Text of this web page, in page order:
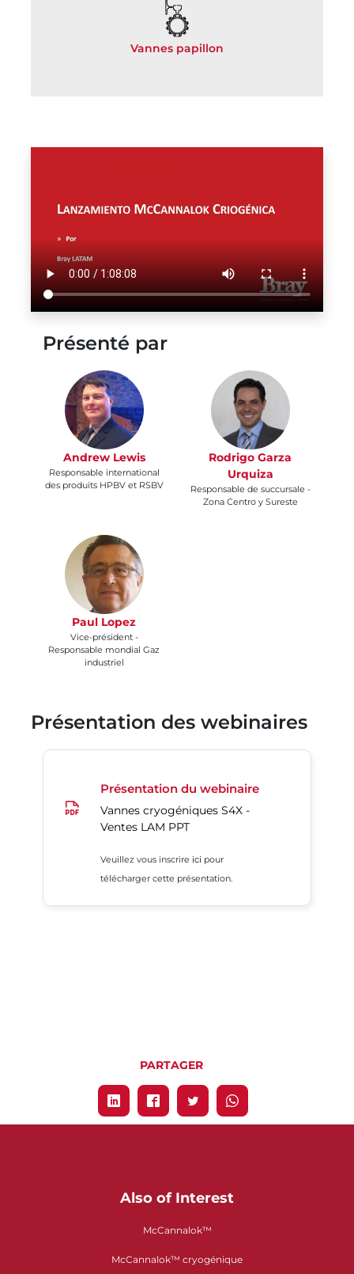
Vannes papillon
Présenté par
Andrew Lewis
Responsable international
des produits HPBV et RSBV
Rodrigo Garza
Urquiza
Responsable de succursale -
Zona Centro y Sureste
Paul Lopez
Vice-président -
Responsable mondial Gaz
industriel
Présentation des webinaires
Présentation du webinaire
Vannes cryogéniques S4X -
Ventes LAM PPT
Veuillez vous inscrire ici pour
télécharger cette présentation.
PARTAGER
Also of Interest
McCannalok™
McCannalok™ cryogénique